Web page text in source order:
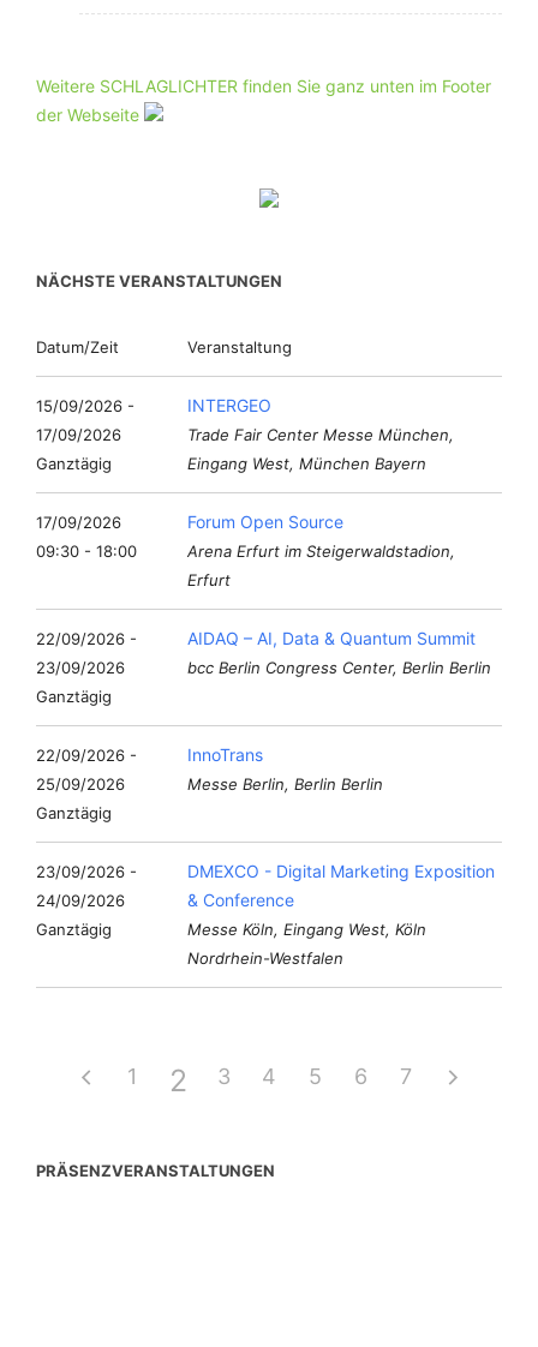
Weitere SCHLAGLICHTER finden Sie ganz unten im Footer
der Webseite
NÄCHSTE VERANSTALTUNGEN
Datum/Zeit Veranstaltung
15/09/2026 -
17/09/2026
Ganztägig
INTERGEO
Trade Fair Center Messe München,
Eingang West, München Bayern
17/09/2026
09:30 - 18:00
Forum Open Source
Arena Erfurt im Steigerwaldstadion,
Erfurt
22/09/2026 -
23/09/2026
Ganztägig
AIDAQ – AI, Data & Quantum Summit
bcc Berlin Congress Center, Berlin Berlin
22/09/2026 -
25/09/2026
Ganztägig
InnoTrans
Messe Berlin, Berlin Berlin
23/09/2026 -
24/09/2026
Ganztägig
DMEXCO - Digital Marketing Exposition
& Conference
Messe Köln, Eingang West, Köln
Nordrhein-Westfalen
1 2 3 4 5 6 7
PRÄSENZVERANSTALTUNGEN